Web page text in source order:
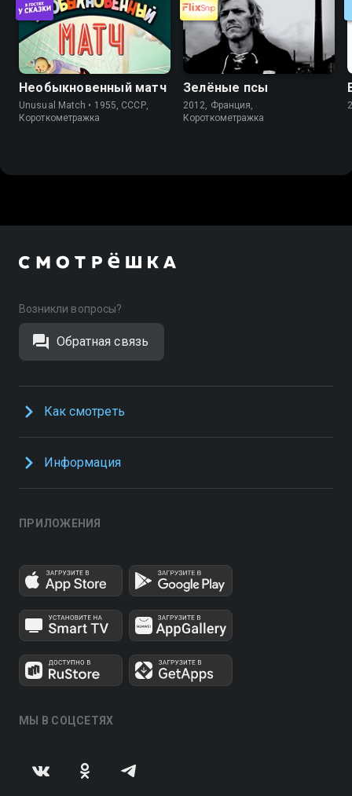
Необыкновенный матч
Unusual Match • 1955, СССР,
Короткометражка
Зелёные псы
2012, Франция,
Короткометражка
Возникли вопросы?
Обратная связь
Как смотреть
Информация
ПРИЛОЖЕНИЯ
МЫ В СОЦСЕТЯХ